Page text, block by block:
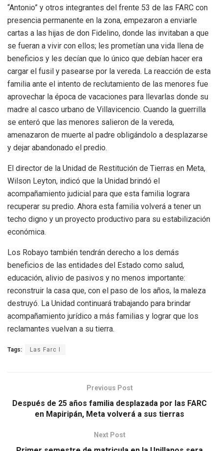
“Antonio” y otros integrantes del frente 53 de las FARC con
presencia permanente en la zona, empezaron a enviarle
cartas a las hijas de don Fidelino, donde las invitaban a que
se fueran a vivir con ellos; les prometían una vida llena de
beneficios y les decían que lo único que debían hacer era
cargar el fusil y pasearse por la vereda. La reacción de esta
familia ante el intento de reclutamiento de las menores fue
aprovechar la época de vacaciones para llevarlas donde su
madre al casco urbano de Villavicencio. Cuando la guerrilla
se enteró que las menores salieron de la vereda,
amenazaron de muerte al padre obligándolo a desplazarse
y dejar abandonado el predio.
El director de la Unidad de Restitución de Tierras en Meta,
Wilson Leyton, indicó que la Unidad brindó el
acompañamiento judicial para que esta familia lograra
recuperar su predio. Ahora esta familia volverá a tener un
techo digno y un proyecto productivo para su estabilización
económica.
Los Robayo también tendrán derecho a los demás
beneficios de las entidades del Estado como salud,
educación, alivio de pasivos y no menos importante:
reconstruir la casa que, con el paso de los años, la maleza
destruyó. La Unidad continuará trabajando para brindar
acompañamiento jurídico a más familias y lograr que los
reclamantes vuelvan a su tierra.
Tags: Las Farc I
Previous Post
Después de 25 años familia desplazada por las FARC
en Mapiripán, Meta volverá a sus tierras
Next Post